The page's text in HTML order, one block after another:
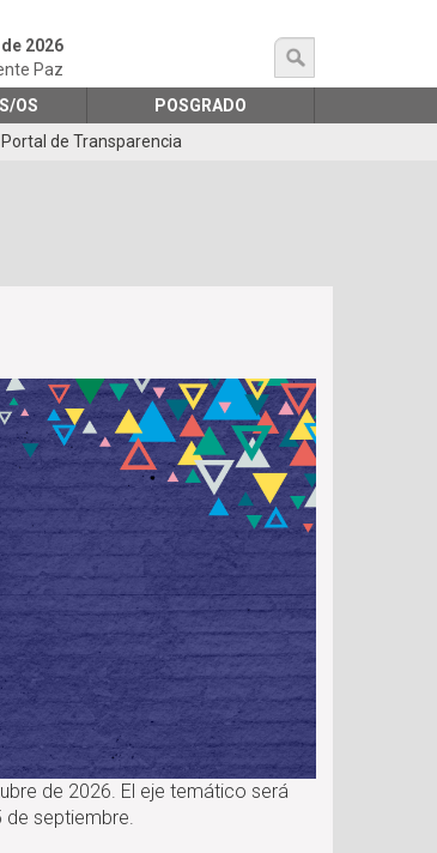
búsqueda
2026
Paz
OS
POSGRADO
Portal de Transparencia
de 2026. El eje temático será
de septiembre.